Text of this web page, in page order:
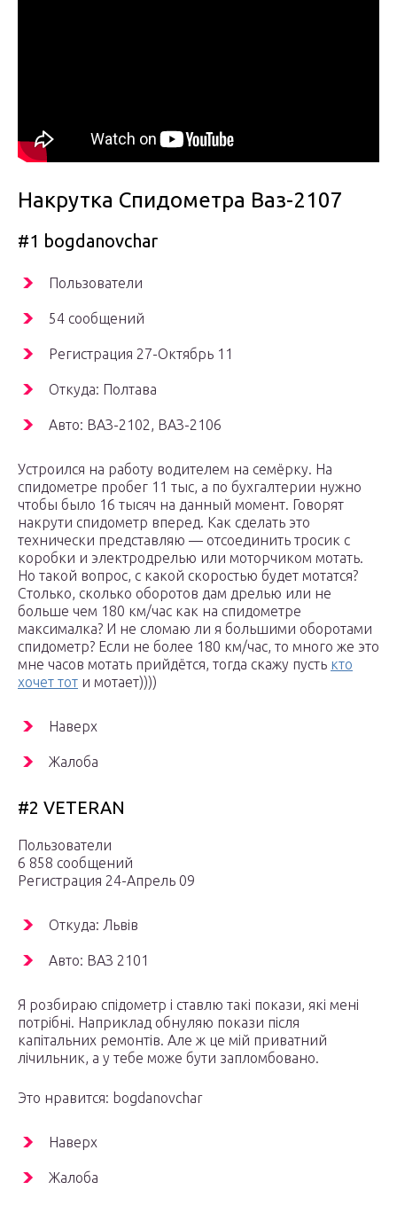
Накрутка Спидометра Ваз-2107
#1 bogdanovchar
Пользователи
54 сообщений
Регистрация 27-Октябрь 11
Откуда: Полтава
Авто: ВАЗ-2102, ВАЗ-2106
Устроился на работу водителем на семёрку. На
спидометре пробег 11 тыс, а по бухгалтерии нужно
чтобы было 16 тысяч на данный момент. Говорят
накрути спидометр вперед. Как сделать это
технически представляю — отсоединить тросик с
коробки и электродрелью или моторчиком мотать.
Но такой вопрос, с какой скоростью будет мотатся?
Столько, сколько оборотов дам дрелью или не
больше чем 180 км/час как на спидометре
максималка? И не сломаю ли я большими оборотами
спидометр? Если не более 180 км/час, то много же это
мне часов мотать прийдётся, тогда скажу пусть кто
хочет тот и мотает))))
Наверх
Жалоба
#2 VETERAN
Пользователи
6 858 сообщений
Регистрация 24-Апрель 09
Откуда: Львів
Авто: ВАЗ 2101
Я розбираю спідометр і ставлю такі покази, які мені
потрібні. Наприклад обнуляю покази після
капітальних ремонтів. Але ж це мій приватний
лічильник, а у тебе може бути запломбовано.
Это нравится: bogdanovchar
Наверх
Жалоба